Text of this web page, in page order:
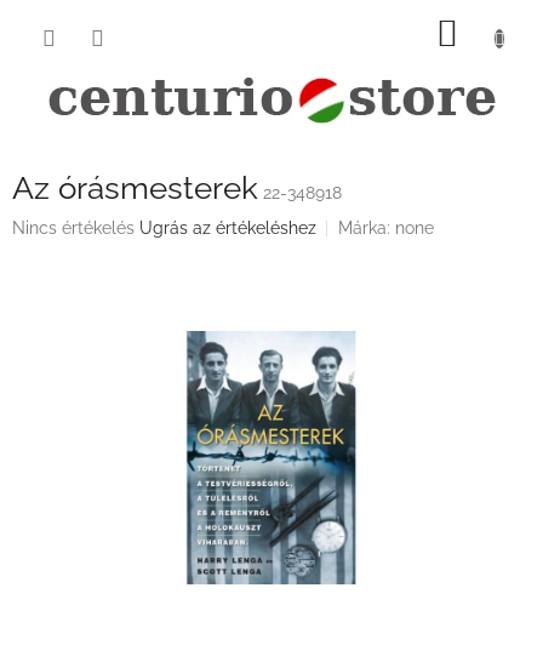
KOSÁR
Az órásmesterek 22-348918
A
Nincs értékelés Ugrás az értékeléshez Márka: none